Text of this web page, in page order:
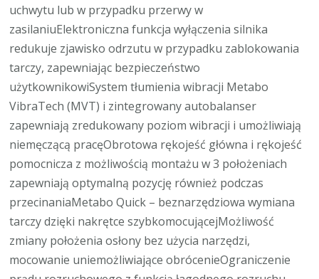
uchwytu lub w przypadku przerwy w
zasilaniuElektroniczna funkcja wyłączenia silnika
redukuje zjawisko odrzutu w przypadku zablokowania
tarczy, zapewniając bezpieczeństwo
użytkownikowiSystem tłumienia wibracji Metabo
VibraTech (MVT) i zintegrowany autobalanser
zapewniają zredukowany poziom wibracji i umożliwiają
niemęczącą pracęObrotowa rękojeść główna i rękojeść
pomocnicza z możliwością montażu w 3 położeniach
zapewniają optymalną pozycję również podczas
przecinaniaMetabo Quick – beznarzędziowa wymiana
tarczy dzięki nakrętce szybkomocującejMożliwość
zmiany położenia osłony bez użycia narzędzi,
mocowanie uniemożliwiające obrócenieOgraniczenie